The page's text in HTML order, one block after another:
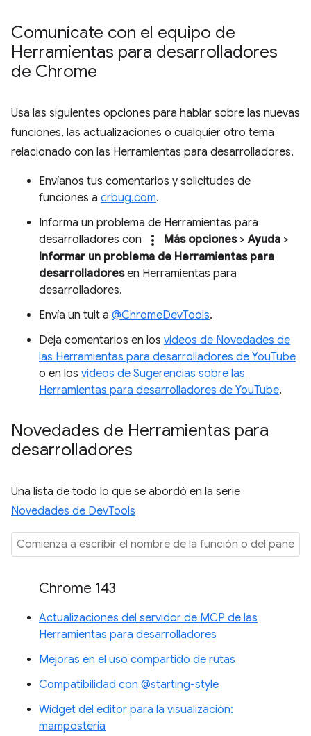
Comunícate con el equipo de
Herramientas para desarrolladores
de Chrome
Usa las siguientes opciones para hablar sobre las nuevas
funciones, las actualizaciones o cualquier otro tema
relacionado con las Herramientas para desarrolladores.
Envíanos tus comentarios y solicitudes de
funciones a crbug.com.
Informa un problema de Herramientas para
desarrolladores con
more_vert Más opciones>Ayuda >
Informar un problema de Herramientas para
desarrolladoresen Herramientas para
desarrolladores.
Envía un tuit a @ChromeDevTools.
Deja comentarios en los videos de Novedades de
las Herramientas para desarrolladores de YouTube
o en los videos de Sugerencias sobre las
Herramientas para desarrolladores de YouTube.
Novedades de Herramientas para
desarrolladores
Una lista de todo lo que se abordó en la serie
Novedades de DevTools
Chrome 143
Actualizaciones del servidor de MCP de las
Herramientas para desarrolladores
Mejoras en el uso compartido de rutas
Compatibilidad con @starting-style
Widget del editor para la visualización:
mampostería